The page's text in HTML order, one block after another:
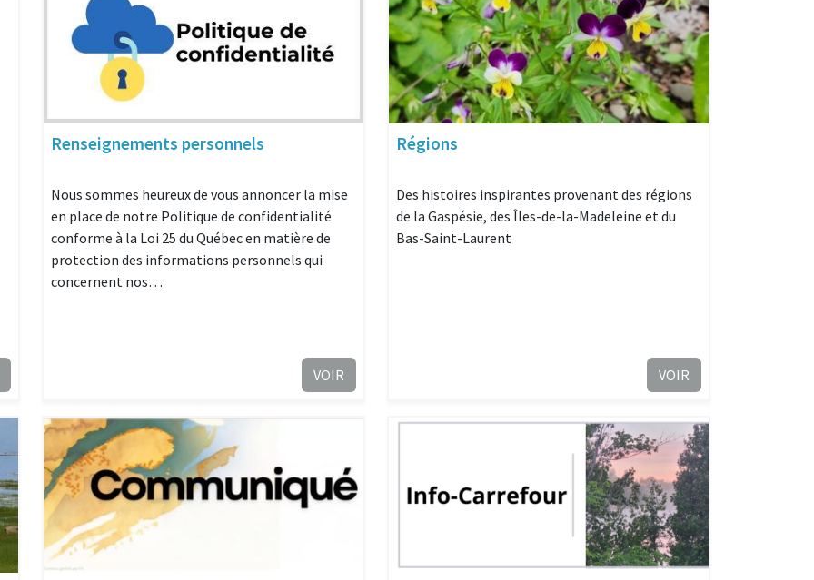
Renseignements personnels
Nous sommes heureux de vous annoncer la mise
en place de notre Politique de confidentialité
conforme à la Loi 25 du Québec en matière de
protection des informations personnels qui
concernent nos…
VOIR
Régions
Des histoires inspirantes provenant des régions
de la Gaspésie, des Îles-de-la-Madeleine et du
Bas-Saint-Laurent
VOIR